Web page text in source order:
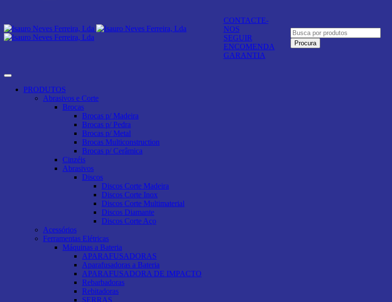
CONTACTE-
NOS
SEGUIR
ENCOMENDA
GARANTIA
PRODUTOS
Abrasivos e Corte
Brocas
Brocas p/ Madeira
Brocas p/ Pedra
Brocas p/ Metal
Brocas Multiconstruction
Brocas p/ Cerâmica
Cinzéis
Abrasivos
Discos
Discos Corte Madeira
Discos Corte Inox
Discos Corte Multimaterial
Discos Diamante
Discos Corte Aço
Acessórios
Ferramentas Elétricas
Máquinas a Bateria
APARAFUSADORAS
Aparafusadoras a Bateria
APARAFUSADORA DE IMPACTO
Rebarbadoras
Rebitadoras
SERRAS